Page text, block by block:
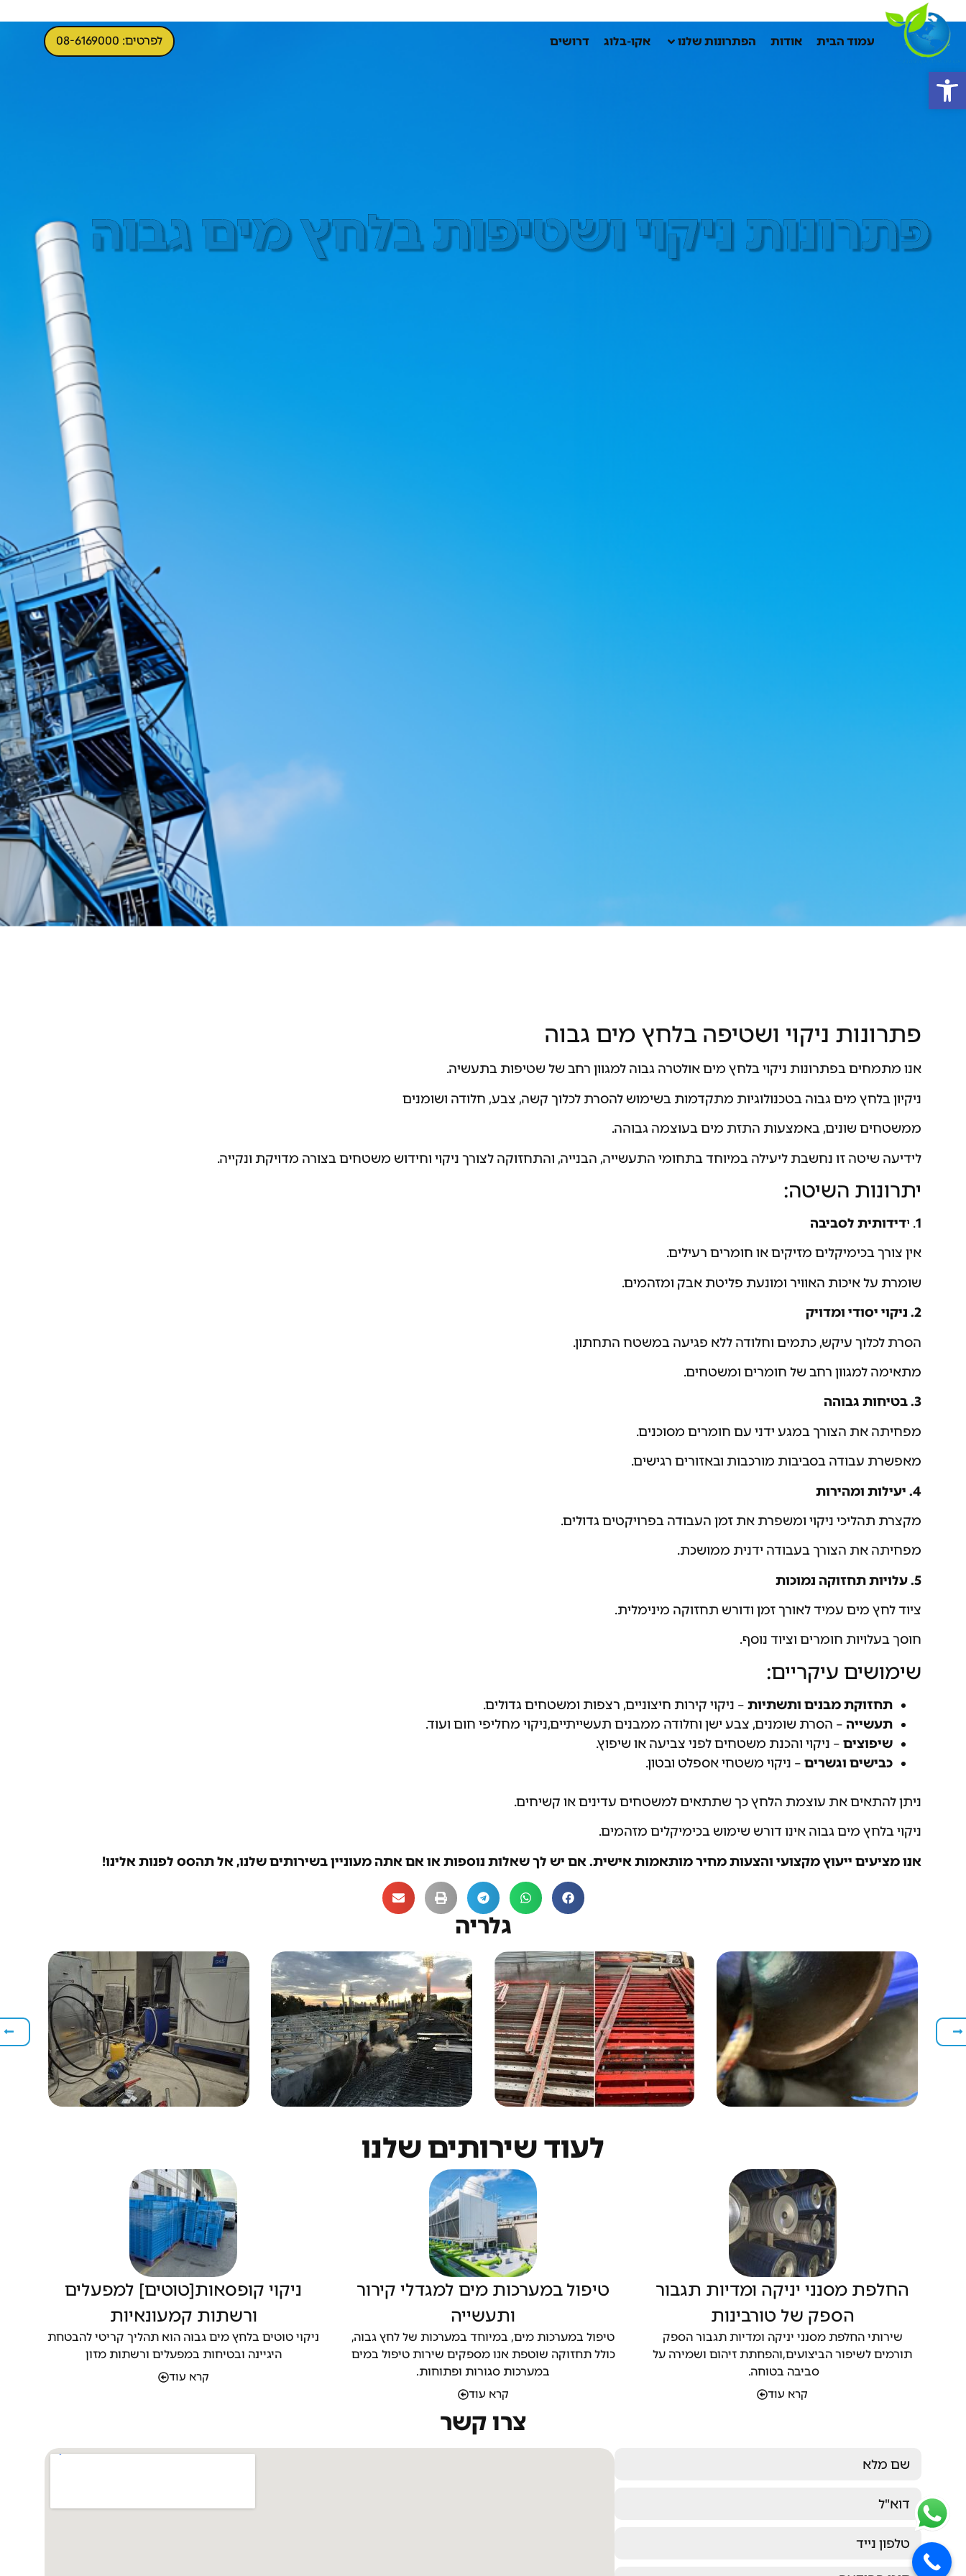
פתח סרגל נגישות
עמוד הבית אודות הפתרונות שלנו אקו-בלוג דרושים לפרטים: 08-6169000
פתרונות ניקוי ושטיפות בלחץ מים גבוה
פתרונות ניקוי ושטיפה בלחץ מים גבוה
אנו מתמחים בפתרונות ניקוי בלחץ מים אולטרה גבוה למגוון רחב של שטיפות בתעשיה.
ניקיון בלחץ מים גבוה בטכנולוגיות מתקדמות בשימוש להסרת לכלוך קשה, צבע, חלודה ושומנים
ממשטחים שונים, באמצעות התזת מים בעוצמה גבוהה.
לידיעה שיטה זו נחשבת ליעילה במיוחד בתחומי התעשייה, הבנייה, והתחזוקה לצורך ניקוי וחידוש משטחים בצורה מדויקת ונקייה.
יתרונות השיטה:
1. ידידותית לסביבה
אין צורך בכימיקלים מזיקים או חומרים רעילים.
שומרת על איכות האוויר ומונעת פליטת אבק ומזהמים.
2. ניקוי יסודי ומדויק
הסרת לכלוך עיקש, כתמים וחלודה ללא פגיעה במשטח התחתון.
מתאימה למגוון רחב של חומרים ומשטחים.
3. בטיחות גבוהה
מפחיתה את הצורך במגע ידני עם חומרים מסוכנים.
מאפשרת עבודה בסביבות מורכבות ובאזורים רגישים.
4. יעילות ומהירות
מקצרת תהליכי ניקוי ומשפרת את זמן העבודה בפרויקטים גדולים.
מפחיתה את הצורך בעבודה ידנית ממושכת.
5. עלויות תחזוקה נמוכות
ציוד לחץ מים עמיד לאורך זמן ודורש תחזוקה מינימלית.
חוסך בעלויות חומרים וציוד נוסף.
שימושים עיקריים:
תחזוקת מבנים ותשתיות – ניקוי קירות חיצוניים, רצפות ומשטחים גדולים.
תעשייה – הסרת שומנים, צבע ישן וחלודה ממבנים תעשייתיים,ניקוי מחליפי חום ועוד.
שיפוצים – ניקוי והכנת משטחים לפני צביעה או שיפוץ.
כבישים וגשרים – ניקוי משטחי אספלט ובטון.
ניתן להתאים את עוצמת הלחץ כך שתתאים למשטחים עדינים או קשיחים.
ניקוי בלחץ מים גבוה אינו דורש שימוש בכימיקלים מזהמים.
אנו מציעים ייעוץ מקצועי והצעות מחיר מותאמות אישית. אם יש לך שאלות נוספות או אם אתה מעוניין בשירותים שלנו, אל תהסס לפנות אלינו!
גלריה
לעוד שירותים שלנו
החלפת מסנני יניקה ומדיות תגבור
הספק של טורבינות
שירותי החלפת מסנני יניקה ומדיות תגבור הספק
תורמים לשיפור הביצועים,והפחתת זיהום ושמירה על
סביבה בטוחה.
קרא עוד
טיפול במערכות מים למגדלי קירור
ותעשייה
טיפול במערכות מים, במיוחד במערכות של לחץ גבוה,
כולל תחזוקה שוטפת אנו מספקים שירות טיפול במים
במערכות סגורות ופתוחות.
קרא עוד
ניקוי קופסאות[טוטים] למפעלים
ורשתות קמעונאיות
ניקוי טוטים בלחץ מים גבוה הוא תהליך קריטי להבטחת
היגיינה ובטיחות במפעלים ורשתות מזון
קרא עוד
צרו קשר